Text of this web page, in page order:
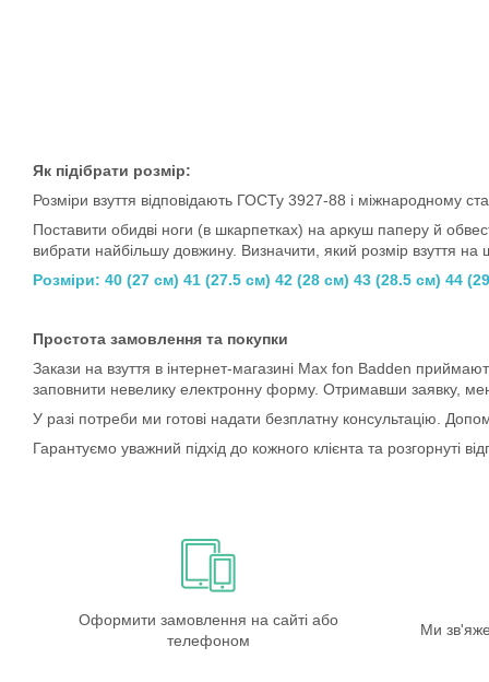
Як підібрати розмір:
Розміри взуття відповідають ГОСТу 3927-88 і міжнародному
Поставити обидві ноги (в шкарпетках) на аркуш паперу й
вибрати найбільшу довжину. Визначити, який розмір взуття на
Розміри: 40 (27 см) 41 (27.5 см) 42 (28 см) 43 (28.5 см) 44
Простота замовлення та покупки
Закази на взуття в інтернет-магазині Max fon Badden
заповнити невелику електронну форму. Отримавши заявку,
У разі потреби ми готові надати безплатну консультацію.
Гарантуємо уважний підхід до кожного клієнта та розгорнуті
Оформити замовлення на сайті або
телефоном
Ми